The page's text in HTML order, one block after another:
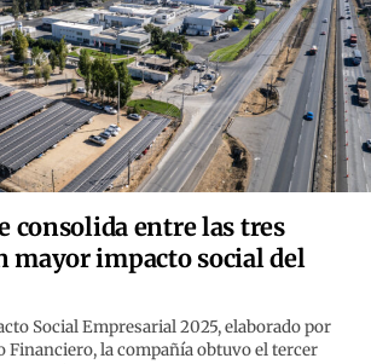
consolida entre las tres
mayor impacto social del
Social Empresarial 2025, elaborado por
Financiero, la compañía obtuvo el tercer